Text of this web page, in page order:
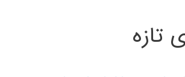
تازه